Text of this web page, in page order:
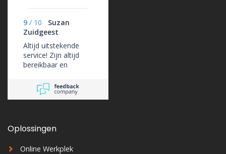
9 / 10
Suzan
Zuidgeest
Altijd uitstekende
service! Zijn altijd
bereikbaar en
erg goed.
Oplossingen
Online Werkplek